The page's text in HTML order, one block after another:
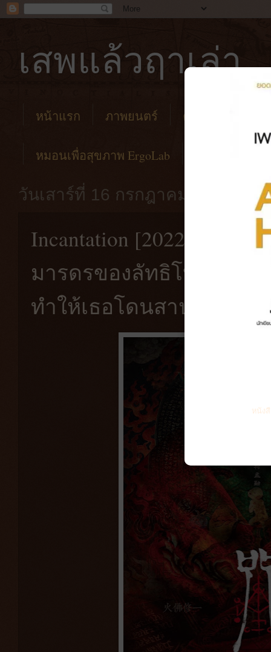
เสพแล้วฤาเล่า
หน้าแรก ภาพยนตร์ คาเฟ่
หมอนเพื่อสุขภาพ ErgoLab
วันเสาร์ที่ 16 กรกฎาคม พ.ศ. 2565
Incantation [2022] เผลอ
มารดรของลัทธิโบราณ แ
ทำให้เธอโดนสาปจนตาย
หนัง